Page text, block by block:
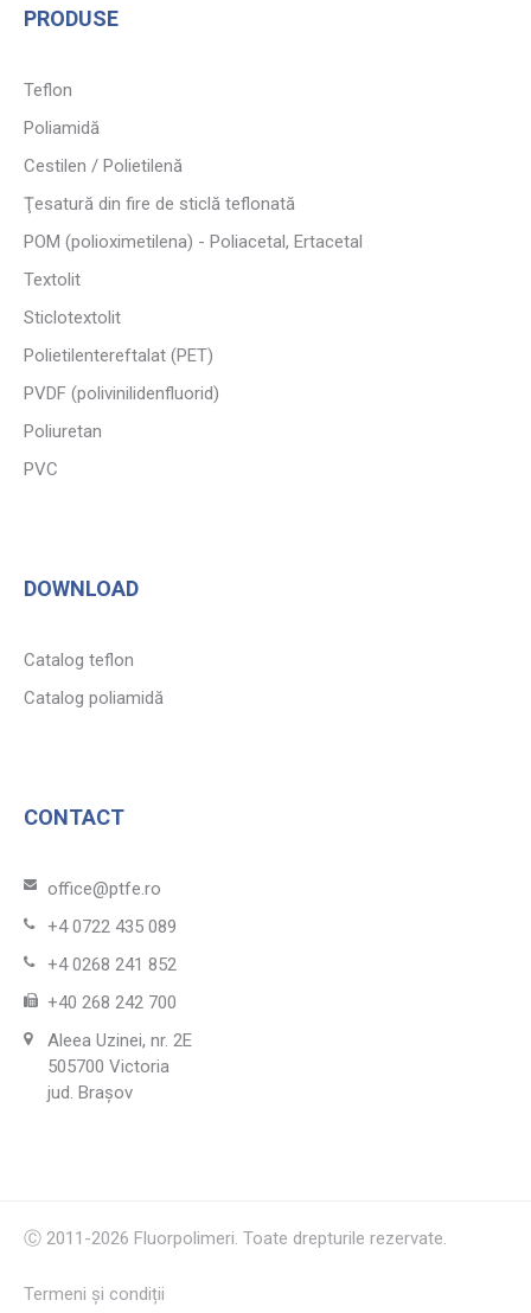
PRODUSE
Teflon
Poliamidă
Cestilen / Polietilenă
Ţesatură din fire de sticlă teflonată
POM (polioximetilena) - Poliacetal, Ertacetal
Textolit
Sticlotextolit
Polietilentereftalat (PET)
PVDF (polivinilidenfluorid)
Poliuretan
PVC
DOWNLOAD
Catalog teflon
Catalog poliamidă
CONTACT
office@ptfe.ro
+4 0722 435 089
+4 0268 241 852
+40 268 242 700
Aleea Uzinei, nr. 2E
505700 Victoria
jud. Brașov
Ⓒ 2011-2026 Fluorpolimeri. Toate drepturile rezervate.
Termeni și condiții